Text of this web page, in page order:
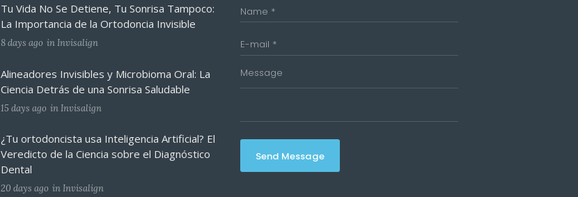
Tu Vida No Se Detiene, Tu Sonrisa Tampoco:
La Importancia de la Ortodoncia Invisible
8 days ago inInvisalign
Alineadores Invisibles y Microbioma Oral: La
Ciencia Detrás de una Sonrisa Saludable
15 days ago inInvisalign
¿Tu ortodoncista usa Inteligencia Artificial? El
Veredicto de la Ciencia sobre el Diagnóstico
Dental
20 days ago inInvisalign
Send Message